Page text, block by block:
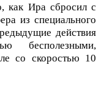
как Ира сбросил с
из специального
действия
бесполезными,
со скоростью 10